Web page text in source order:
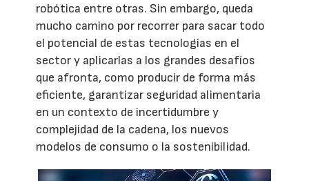
robótica entre otras. Sin embargo, queda
mucho camino por recorrer para sacar todo
el potencial de estas tecnologías en el
sector y aplicarlas a los grandes desafíos
que afronta, como producir de forma más
eficiente, garantizar seguridad alimentaria
en un contexto de incertidumbre y
complejidad de la cadena, los nuevos
modelos de consumo o la sostenibilidad.